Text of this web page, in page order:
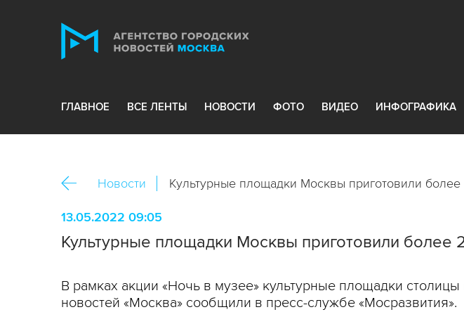
ГЛАВНОЕ ВСЕ ЛЕНТЫ НОВОСТИ ФОТО ВИДЕО ИНФОГРАФИКА
Новости Культурные площадки Москвы приготовили
13.05.2022 09:05
Культурные площадки Москвы приготовили
В рамках акции «Ночь в музее» культурные площадки
новостей «Москва» сообщили в пресс-службе «Мосразвития».